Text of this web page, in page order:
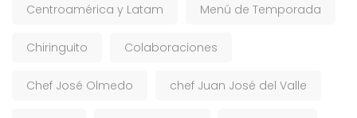
Centroamérica y Latam Menú de Temporada
Chiringuito Colaboraciones
Chef José Olmedo chef Juan José del Valle